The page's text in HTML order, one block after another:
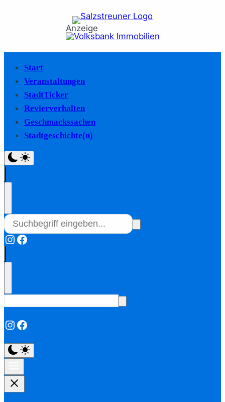
Anzeige
Start
Veranstaltungen
StadtTicker
Revierverhalten
Geschmackssachen
Stadtgeschichte(n)
Instagram
Facebook
Instagram
Facebook